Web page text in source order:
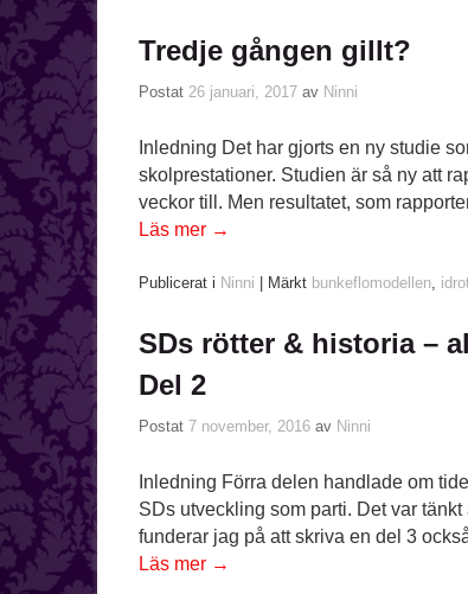
Tredje gången gillt?
Postat 26 januari, 2017 av Ninni
Inledning Det har gjorts en ny studie
skolprestationer. Studien är så ny att
veckor till. Men resultatet, som
Läs mer →
Publicerat i Ninni Märkt bunkeflomodellen
SDs rötter & historia –
Del 2
Postat 7 november, 2016 av Ninni
Inledning Förra delen handlade om
SDs utveckling som parti. Det var
funderar jag på att skriva en del 3
Läs mer →